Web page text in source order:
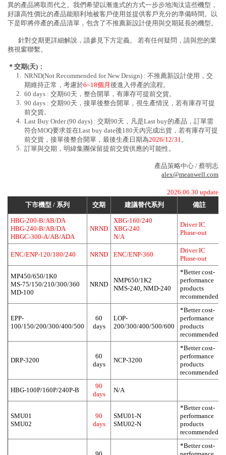
異的產品將取而代之。我們希望以漸進式的方式一步步地淘汰這些機型，
好讓高性價比的產品能順利地被客戶使用並提供客戶充分的準備時間。以
下是即將停產的產品清單，包含了不推薦新設計使用與交期延長的機型。
針對交期更詳細解說，請參見下方定義。 若有任何疑問，請與您的業
務視窗聯繫。
＊交期(天)：
1. NRND(Not Recommended for New Design) : 不推薦新設計使用，交
期維持正常，考慮於6~18個月 後進入停產的流程。
2. 60 days : 交期60天，整合開單，有庫存可提前交貨。
3. 90 days : 交期90天，接單後整合開單，視生產情況，若有庫存可提
前交貨。
4. Last Buy Order (90 days) : 交期90天，凡是Last buy的產品，訂單需
符合MOQ要求並在Last buy date後180天內完成出貨，若有庫存可提
前交貨，接單後整合開單，最後生產日期為2026/12/31。
5. 訂單與交期，明緯集團保留提前交貨供應的可能性。
產品策略中心 / 蔡明志
alex@meanwell.com
2026.06.30 update
下市機型 / 系列
交期 建議替代系列 備註
HBG-200-B/AB/DA
HBG-240-B/AB/DA
HBGC-300-A/AB/ADA
NRND
XBG-160/240
XBG-240
N/A
Driver IC
Phase-out
ENC/ENP-120/180/240 NRND ENC/ENP-360
Driver IC
Phase-out
MP450/650/1K0
MS-75/150/210/300/360
MD-100
NRND
NMP650/1K2
NMS-240, NMD-240
*Better cost-
performance
products
recommended
EPP-
100/150/200/300/400/500
60
days
LOP-
200/300/400/500/600
*Better cost-
performance
products
recommended
DRP-3200
60
days
NCP-3200
*Better cost-
performance
products
recommended
HBG-100P/160P/240P-B
90
days
N/A
SMU01
SMU02
90
days
SMU01-N
SMU02-N
*Better cost-
performance
products
recommended
*Better cost-